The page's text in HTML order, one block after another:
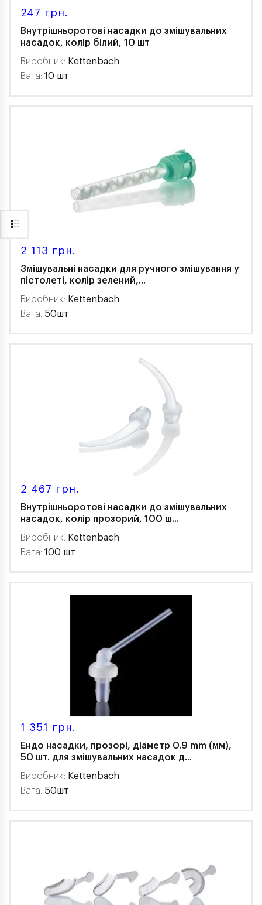
247 грн.
Внутрішньоротові насадки до змішувальних
насадок, колір білий, 10 шт
Виробник: Kettenbach
Вага: 10 шт
2 113 грн.
Змішувальні насадки для ручного змішування у
пістолеті, колір зелений,...
Виробник: Kettenbach
Вага: 50шт
2 467 грн.
Внутрішньоротові насадки до змішувальних
насадок, колір прозорий, 100 ш...
Виробник: Kettenbach
Вага: 100 шт
1 351 грн.
Ендо насадки, прозорі, діаметр 0.9 mm (мм),
50 шт. для змішувальних насадок д...
Виробник: Kettenbach
Вага: 50шт